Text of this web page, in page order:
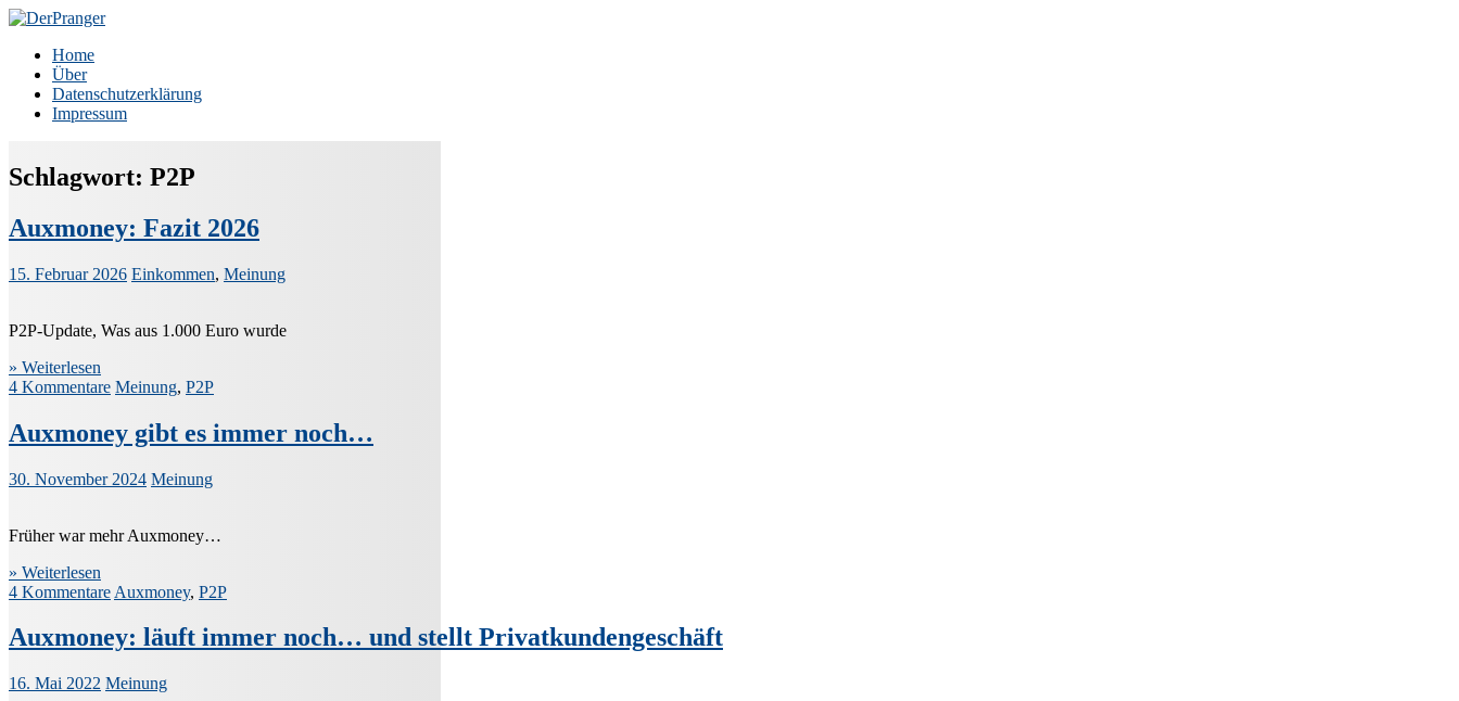
Zum
springen
DerPranger
Finanzen, Freiheit, Prangerei
Home
Über
Datenschutzerklärung
Impressum
Schlagwort: P2P
Auxmoney: Fazit 2026
15. Februar 2026 Einkommen, Meinung
P2P-Update, Was aus 1.000 Euro wurde
» Weiterlesen
4 Kommentare Meinung, P2P
Auxmoney gibt es immer noch…
30. November 2024 Meinung
Früher war mehr Auxmoney…
» Weiterlesen
4 Kommentare Auxmoney, P2P
Auxmoney: läuft immer noch… und stellt Privatkundengeschäft
16. Mai 2022 Meinung